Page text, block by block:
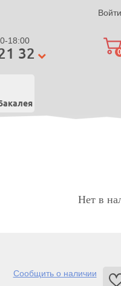
Войти
18:00
32 0
Нет в
Сообщить о наличии